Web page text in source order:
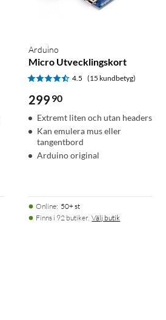
Arduino
Micro Utvecklingskort
4.5 (15 kundbetyg)
299 90
Extremt liten och utan headers
Kan emulera mus eller
tangentbord
Arduino original
Online: 50+ st
Finns i 92 butiker. Välj butik